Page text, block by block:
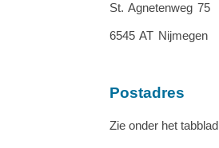
St. Agnetenweg 75
6545 AT Nijmegen
Postadres
Zie onder het tabblad